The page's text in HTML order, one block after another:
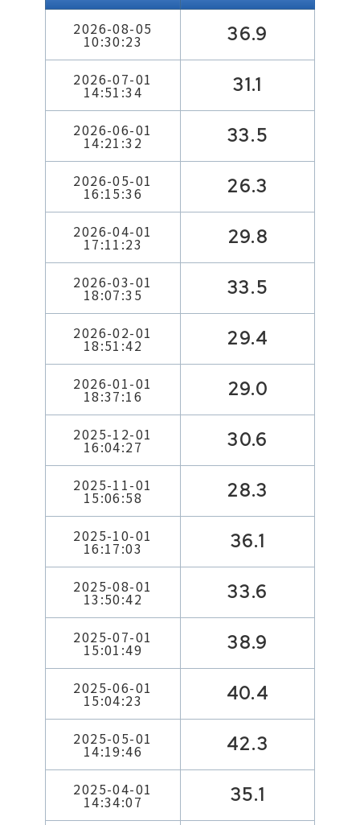
2026-08-05
10:30:23 36.9
2026-07-01
14:51:34 31.1
2026-06-01
14:21:32 33.5
2026-05-01
16:15:36 26.3
2026-04-01
17:11:23 29.8
2026-03-01
18:07:35 33.5
2026-02-01
18:51:42 29.4
2026-01-01
18:37:16 29.0
2025-12-01
16:04:27 30.6
2025-11-01
15:06:58 28.3
2025-10-01
16:17:03 36.1
2025-08-01
13:50:42 33.6
2025-07-01
15:01:49 38.9
2025-06-01
15:04:23 40.4
2025-05-01
14:19:46 42.3
2025-04-01
14:34:07 35.1